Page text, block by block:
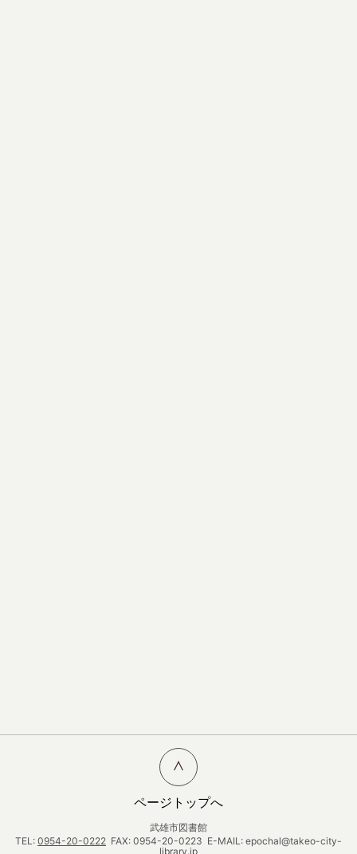
ページトップへ
武雄市図書館
TEL: 0954-20-0222 FAX: 0954-20-0223 E-MAIL: epochal@takeo-city-
library.jp